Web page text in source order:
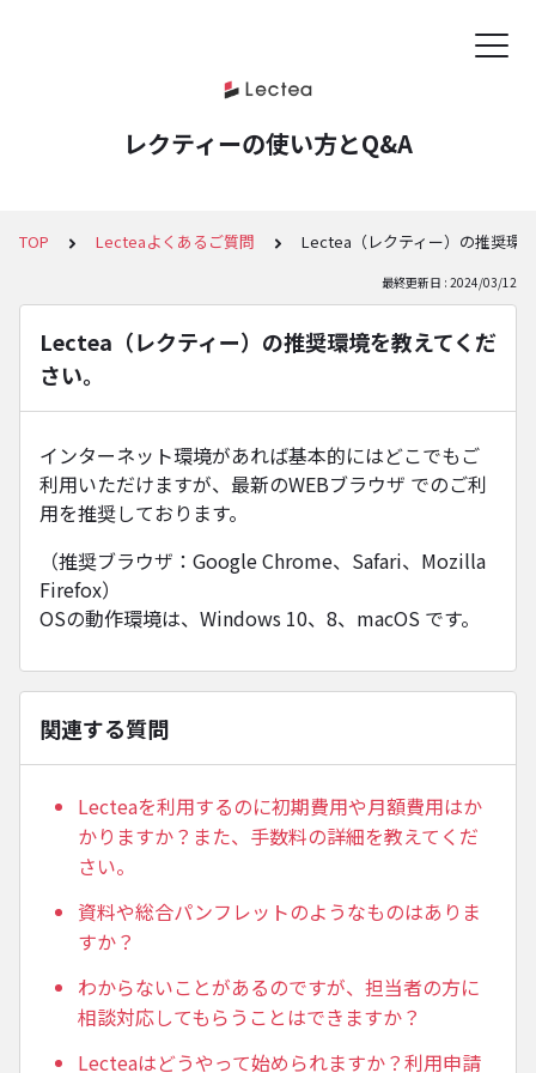
レクティーの使い方とQ&A
TOP Lecteaよくあるご質問 Lectea（レクティー）の推奨環
最終更新日 : 2024/03/12
Lectea（レクティー）の推奨環境を教えてくだ
さい。
インターネット環境があれば基本的にはどこでもご
利用いただけますが、最新のWEBブラウザ でのご利
用を推奨しております。
（推奨ブラウザ：Google Chrome、Safari、Mozilla
Firefox）
OSの動作環境は、Windows 10、8、macOS です。
関連する質問
Lecteaを利用するのに初期費用や月額費用はか
かりますか？また、手数料の詳細を教えてくだ
さい。
資料や総合パンフレットのようなものはありま
すか？
わからないことがあるのですが、担当者の方に
相談対応してもらうことはできますか？
Lecteaはどうやって始められますか？利用申請